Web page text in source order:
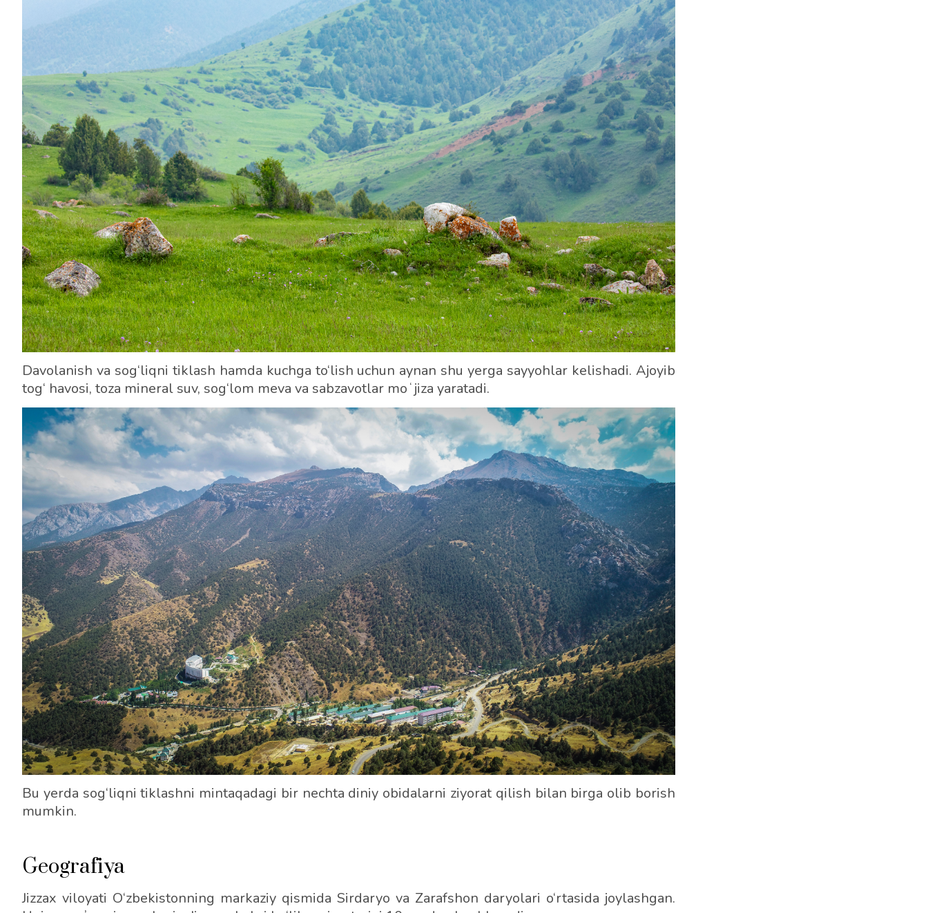
Davolanish va sog‘liqni tiklash hamda kuchga to‘lish uchun aynan shu yerga sayyohlar kelishadi. Ajoyib
tog‘ havosi, toza mineral suv, sog‘lom meva va sabzavotlar moʻjiza yaratadi.
Bu yerda sog‘liqni tiklashni mintaqadagi bir nechta diniy obidalarni ziyorat qilish bilan birga olib borish
mumkin.
Geografiya
Jizzax viloyati O‘zbekistonning markaziy qismida Sirdaryo va Zarafshon daryolari o‘rtasida joylashgan.